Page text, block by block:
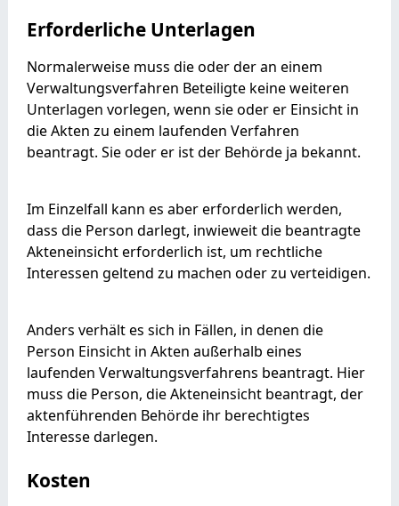
Erforderliche Unterlagen
Normalerweise muss die oder der an einem
Verwaltungsverfahren Beteiligte keine weiteren
Unterlagen vorlegen, wenn sie oder er Einsicht in
die Akten zu einem laufenden Verfahren
beantragt. Sie oder er ist der Behörde ja bekannt.
Im Einzelfall kann es aber erforderlich werden,
dass die Person darlegt, inwieweit die beantragte
Akteneinsicht erforderlich ist, um rechtliche
Interessen geltend zu machen oder zu verteidigen.
Anders verhält es sich in Fällen, in denen die
Person Einsicht in Akten außerhalb eines
laufenden Verwaltungsverfahrens beantragt. Hier
muss die Person, die Akteneinsicht beantragt, der
aktenführenden Behördeihr berechtigtes
Interesse darlegen.
Kosten